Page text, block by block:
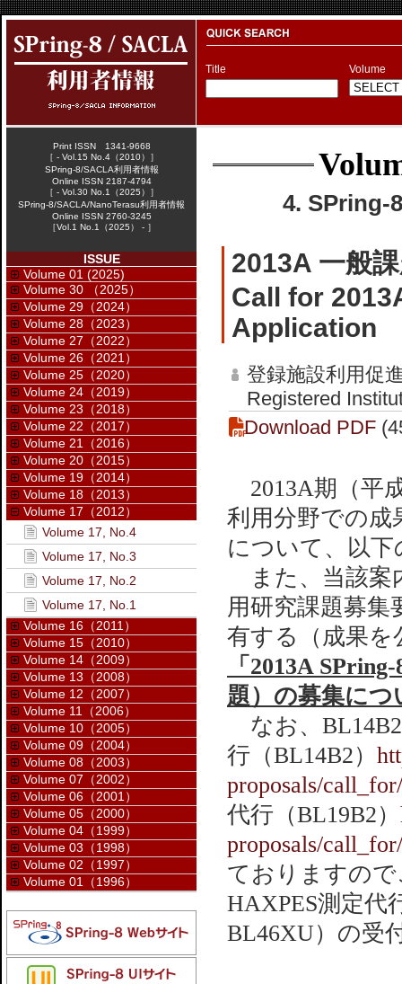
Title Volume
4. SPring-
2013A 一般
Call for
Application
登録施設利用促
Registered
Download PDF
2013A期（平
利用分野での成
について、以
また、当該案
用研究課題募
有する（成果
「2013A
題）の募集につ
なお、
行（BL14B2）
proposals/
代行（BL19B2）
proposals/
ておりますので
HAXPES測定代
BL46XU）の受
Print ISSN 1341-9668
［ - Vol.15 No.4（2010）］
SPring-8/SACLA利用者情報
Online ISSN 2187-4794
［ - Vol.30 No.1（2025）］
SPring-8/SACLA/NanoTerasu利用者情報
Online ISSN 2760-3245
［Vol.1 No.1（2025） - ］
ISSUE
Volume 01 (2025)
Volume 30 （2025）
Volume 29（2024）
Volume 28（2023）
Volume 27（2022）
Volume 26（2021）
Volume 25（2020）
Volume 24（2019）
Volume 23（2018）
Volume 22（2017）
Volume 21（2016）
Volume 20（2015）
Volume 19（2014）
Volume 18（2013）
Volume 17（2012）
Volume 17, No.4
Volume 17, No.3
Volume 17, No.2
Volume 17, No.1
Volume 16（2011）
Volume 15（2010）
Volume 14（2009）
Volume 13（2008）
Volume 12（2007）
Volume 11（2006）
Volume 10（2005）
Volume 09（2004）
Volume 08（2003）
Volume 07（2002）
Volume 06（2001）
Volume 05（2000）
Volume 04（1999）
Volume 03（1998）
Volume 02（1997）
Volume 01（1996）